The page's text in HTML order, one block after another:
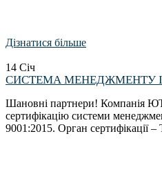
Дізнатися більше
14 Січ
СИСТЕМА МЕНЕДЖМЕНТУ
Шановні партнери! Компанія
сертифікацію системи
9001:2015. Орган сертифікації